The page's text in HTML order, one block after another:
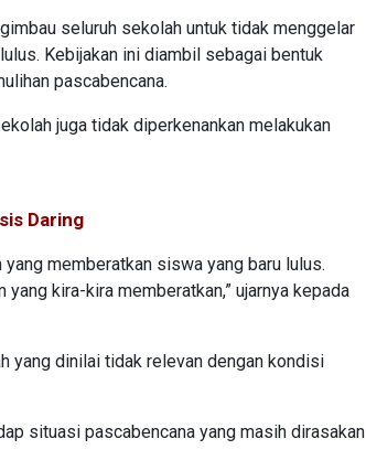
seluruh sekolah untuk tidak menggelar
Kebijakan ini diambil sebagai bentuk
pascabencana.
juga tidak diperkenankan melakukan
Daring
memberatkan siswa yang baru lulus.
kira-kira memberatkan,” ujarnya kepada
yang dinilai tidak relevan dengan kondisi
situasi pascabencana yang masih dirasakan